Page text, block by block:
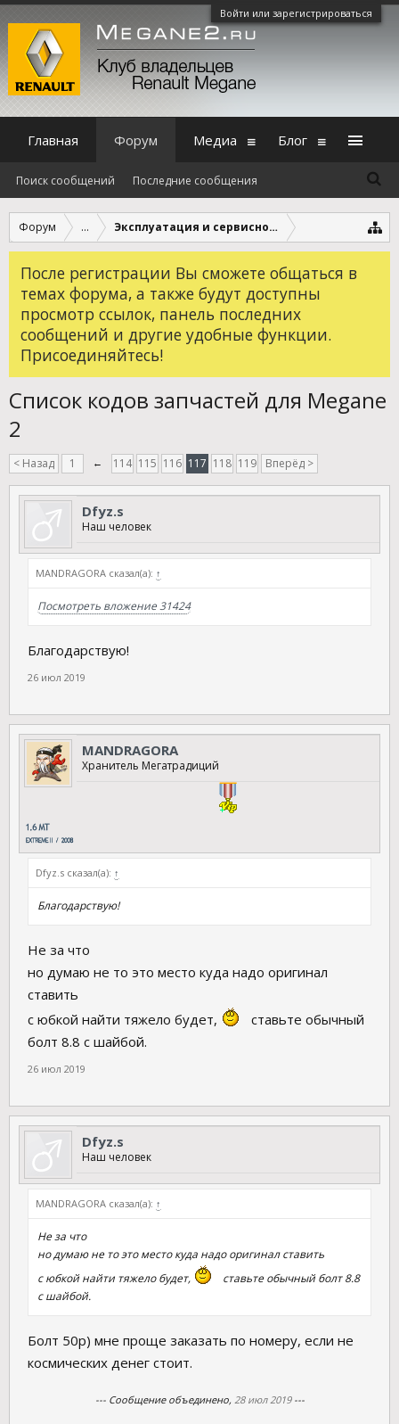
Войти или зарегистрироваться
Форум ... Эксплуатация и сервисное обслуживание
После регистрации Вы сможете общаться в
темах форума, а также будут доступны
просмотр ссылок, панель последних
сообщений и другие удобные функции.
Присоединяйтесь!
Список кодов запчастей для Megane
2
< Назад 1 ← 114 115 116 117 118 119 Вперёд >
Dfyz.s
Наш человек
MANDRAGORA сказал(а): ↑
Посмотреть вложение 31424
Благодарствую!
26 июл 2019
MANDRAGORA
Хранитель Мегатрадиций
Dfyz.s сказал(а): ↑
Благодарствую!
Не за что
но думаю не то это место куда надо оригинал
ставить
с юбкой найти тяжело будет,
ставьте обычный
болт 8.8 с шайбой.
26 июл 2019
Dfyz.s
Наш человек
MANDRAGORA сказал(а): ↑
Не за что
но думаю не то это место куда надо оригинал ставить
с юбкой найти тяжело будет,
ставьте обычный болт 8.8
с шайбой.
Болт 50р) мне проще заказать по номеру, если не
космических денег стоит.
--- Сообщение объединено, 28 июл 2019---
Главная Форум
Поиск сообщений Последние сообщения
Медиа Блог